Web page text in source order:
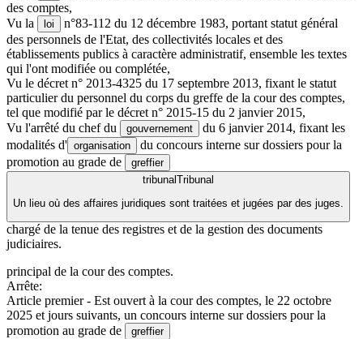
des comptes,
Vu la
loi
n°83-112 du 12 décembre 1983, portant statut général
des personnels de l'Etat, des collectivités locales et des
établissements publics à caractère administratif, ensemble les textes
qui l'ont modifiée ou complétée,
Vu le décret n° 2013-4325 du 17 septembre 2013, fixant le statut
particulier du personnel du corps du greffe de la cour des comptes,
tel que modifié par le décret n° 2015-15 du 2 janvier 2015,
Vu l'arrêté du chef du
gouvernement
du 6 janvier 2014, fixant les
modalités d' organisation
du concours interne sur dossiers pour la
promotion au grade de
greffier
tribunalTribunal
Un lieu où des affaires juridiques sont traitées et jugées par des juges.
chargé de la tenue des registres et de la gestion des documents
judiciaires.
principal de la cour des comptes.
Arrête:
Article premier - Est ouvert à la cour des comptes, le 22 octobre
2025 et jours suivants, un concours interne sur dossiers pour la
promotion au grade de
greffier